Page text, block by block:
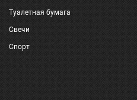
Туалетная бумага
Свечи
Спорт